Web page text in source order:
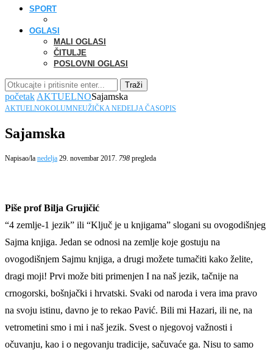
SPORT
OGLASI
MALI OGLASI
ČITULJE
POSLOVNI OGLASI
Traži
početak AKTUELNOSajamska
AKTUELNOKOLUMNEUŽIČKA NEDELJA ČASOPIS
Sajamska
Napisao/la nedelja 29. novembar 2017. 798 pregleda
Piše prof Bilja Grujičić
“4 zemlje-1 jezik” ili “Ključ je u knjigama” slogani su ovogodišnjeg
Sajma knjiga. Jedan se odnosi na zemlje koje gostuju na
ovogodišnjem Sajmu knjiga, a drugi možete tumačiti kako želite,
dragi moji! Prvi može biti primenjen I na naš jezik, tačnije na
crnogorski, bošnjački i hrvatski. Svaki od naroda i vera ima pravo
na svoju istinu, davno je to rekao Pavić. Bili mi Hazari, ili ne, na
vetrometini smo i mi i naš jezik. Svest o njegovoj važnosti i
očuvanju, kao i o negovanju tradicije, sačuvaće ga. Nisu to samo